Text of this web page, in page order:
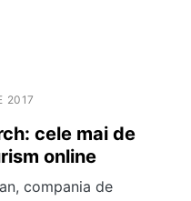
2017
cele mai de
online
compania de